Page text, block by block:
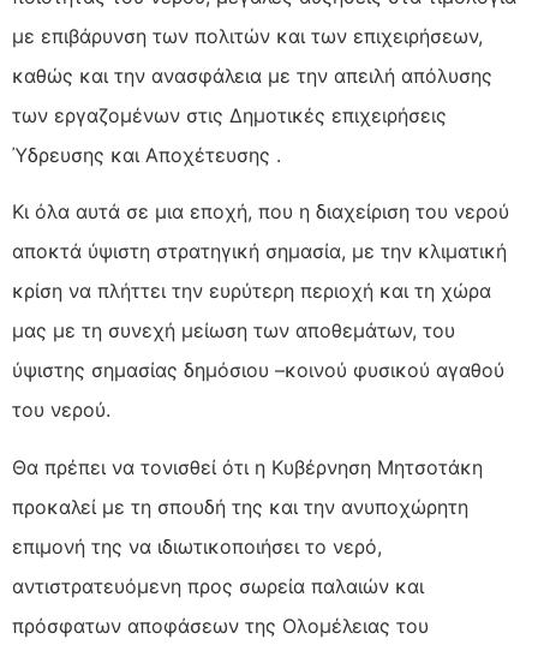
με επιβάρυνση των πολιτών και των επιχειρήσεων,
καθώς και την ανασφάλεια με την απειλή απόλυσης
των εργαζομένων στις Δημοτικές επιχειρήσεις
Ύδρευσης και Αποχέτευσης .
Κι όλα αυτά σε μια εποχή, που η διαχείριση του νερού
αποκτά ύψιστη στρατηγική σημασία, με την κλιματική
κρίση να πλήττει την ευρύτερη περιοχή και τη χώρα
μας με τη συνεχή μείωση των αποθεμάτων, του
ύψιστης σημασίας δημόσιου –κοινού φυσικού αγαθού
του νερού.
Θα πρέπει να τονισθεί ότι η Κυβέρνηση Μητσοτάκη
προκαλεί με τη σπουδή της και την ανυποχώρητη
επιμονή της να ιδιωτικοποιήσει το νερό,
αντιστρατευόμενη προς σωρεία παλαιών και
πρόσφατων αποφάσεων της Ολομέλειας του